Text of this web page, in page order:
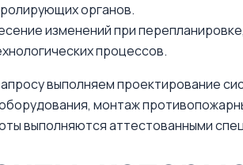
органов.
изменений при
процессов.
выполняем проектирование
монтаж
выполняются аттестованными